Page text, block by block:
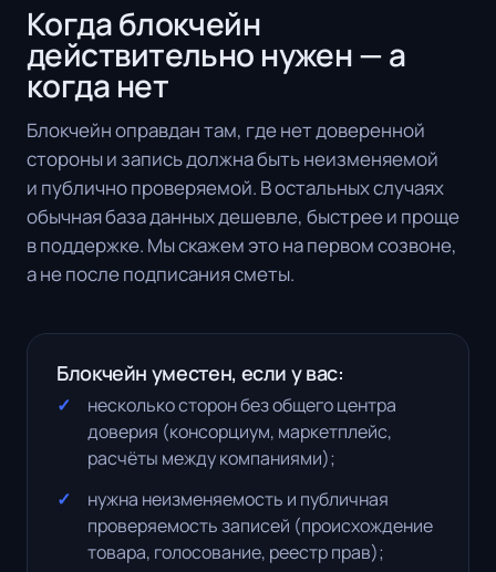
Когда блокчейн
действительно нужен — а
когда нет
Блокчейн оправдан там, где нет доверенной
стороны и запись должна быть неизменяемой
и публично проверяемой. В остальных случаях
обычная база данных дешевле, быстрее и проще
в поддержке. Мы скажем это на первом созвоне,
а не после подписания сметы.
Блокчейн уместен, если у вас:
несколько сторон без общего центра
доверия (консорциум, маркетплейс,
расчёты между компаниями);
нужна неизменяемость и публичная
проверяемость записей (происхождение
товара, голосование, реестр прав);